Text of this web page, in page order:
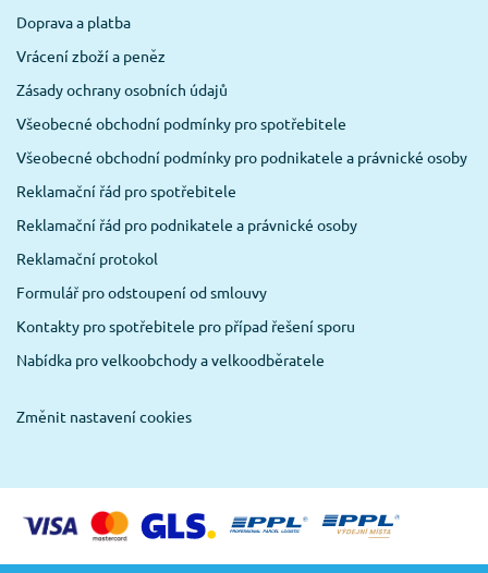
Doprava a platba
Vrácení zboží a peněz
Zásady ochrany osobních údajů
Všeobecné obchodní podmínky pro spotřebitele
Všeobecné obchodní podmínky pro podnikatele a právnické osoby
Reklamační řád pro spotřebitele
Reklamační řád pro podnikatele a právnické osoby
Reklamační protokol
Formulář pro odstoupení od smlouvy
Kontakty pro spotřebitele pro případ řešení sporu
Nabídka pro velkoobchody a velkoodběratele
Změnit nastavení cookies